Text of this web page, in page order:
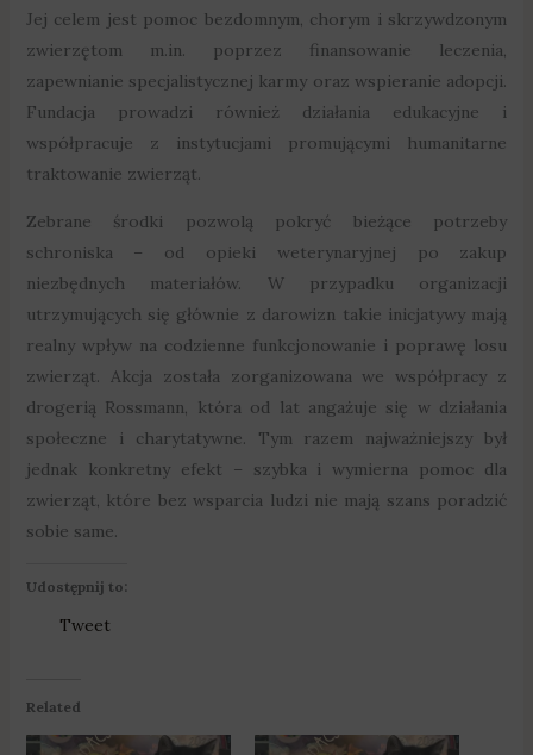
Jej celem jest pomoc bezdomnym, chorym i skrzywdzonym
zwierzętom m.in. poprzez finansowanie leczenia,
zapewnianie specjalistycznej karmy oraz wspieranie adopcji.
Fundacja prowadzi również działania edukacyjne i
współpracuje z instytucjami promującymi humanitarne
traktowanie zwierząt.
Zebrane środki pozwolą pokryć bieżące potrzeby
schroniska – od opieki weterynaryjnej po zakup
niezbędnych materiałów. W przypadku organizacji
utrzymujących się głównie z darowizn takie inicjatywy mają
realny wpływ na codzienne funkcjonowanie i poprawę losu
zwierząt. Akcja została zorganizowana we współpracy z
drogerią Rossmann, która od lat angażuje się w działania
społeczne i charytatywne. Tym razem najważniejszy był
jednak konkretny efekt – szybka i wymierna pomoc dla
zwierząt, które bez wsparcia ludzi nie mają szans poradzić
sobie same.
Udostępnij to:
Tweet
Related